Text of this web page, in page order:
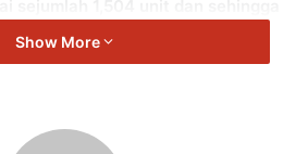
60 peratus telah dijual.
Show More